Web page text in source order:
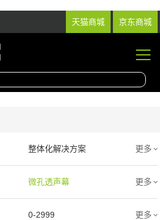
天猫商城 京东商城
整体化解决方案
投影产品
幕布产品
更多
微孔透声幕
高清4K幕布
更多
0-2999 更多